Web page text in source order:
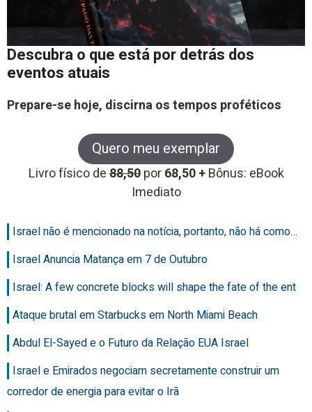
Descubra o que está por detrás dos
eventos atuais
Prepare-se hoje, discirna os tempos proféticos
Quero meu exemplar
Livro físico de88,50 por68,50 +Bônus: eBook
Imediato
Israel não é mencionado na notícia, portanto, não há como…
Israel Anuncia Matança em 7 de Outubro
Israel: A few concrete blocks will shape the fate of the ent
Ataque brutal em Starbucks em North Miami Beach
Abdul El-Sayed e o Futuro da Relação EUA Israel
Israel e Emirados negociam secretamente construir um
corredor de energia para evitar o Irã